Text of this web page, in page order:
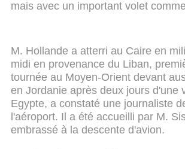
mais avec un important volet
M. Hollande a atterri au Caire en
midi en provenance du Liban,
tournée au Moyen-Orient devant
en Jordanie après deux jours d'une
Egypte, a constaté une journaliste
l'aéroport. Il a été accueilli par M.
embrassé à la descente d'avion.